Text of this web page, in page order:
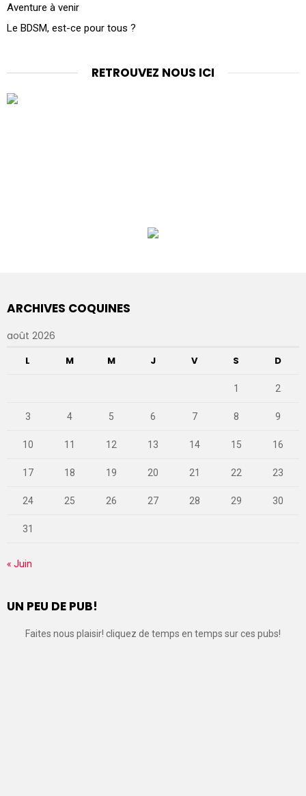
Aventure à venir
Le BDSM, est-ce pour tous ?
RETROUVEZ NOUS ICI
ARCHIVES COQUINES
août 2026
L M M J V S D
1 2
3 4 5 6 7 8 9
10 11 12 13 14 15 16
17 18 19 20 21 22 23
24 25 26 27 28 29 30
31
« Juin
UN PEU DE PUB!
Faites nous plaisir! cliquez de temps en temps sur ces pubs!